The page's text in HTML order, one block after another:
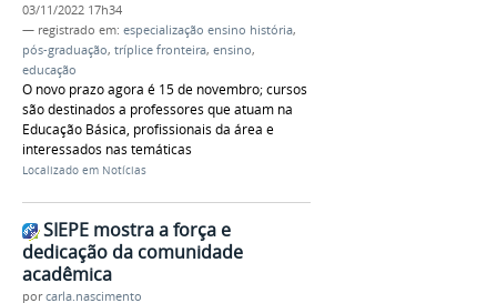
03/11/2022 17h34
— registrado em: especialização ensino história,
pós-graduação, tríplice fronteira, ensino,
educação
O novo prazo agora é 15 de novembro; cursos
são destinados a professores que atuam na
Educação Básica, profissionais da área e
interessados nas temáticas
Localizado em Notícias
SIEPE mostra a força e
dedicação da comunidade
acadêmica
porcarla.nascimento